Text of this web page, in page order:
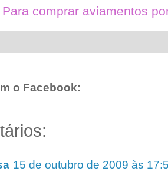
Para comprar aviamentos
o Facebook:
15 de outubro de 2009 às